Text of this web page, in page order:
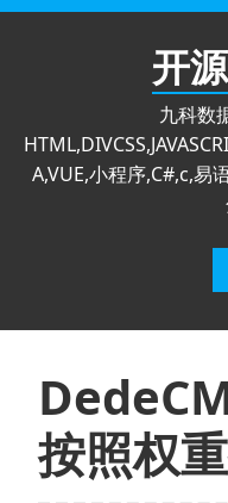
跳
开
九科数
A,VUE,小程序,C#,c,易
按照权